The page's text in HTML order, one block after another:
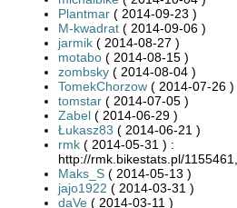
Plantmar ( 2014-09-23 )
M-kwadrat ( 2014-09-06 )
jarmik ( 2014-08-27 )
motabo ( 2014-08-15 )
zombsky ( 2014-08-04 )
TomekChorzow ( 2014-07-26 )
tomstar ( 2014-07-05 )
Zabel ( 2014-06-29 )
Łukasz83 ( 2014-06-21 )
rmk ( 2014-05-31 ) :
http://rmk.bikestats.pl/
Maks_S ( 2014-05-13 )
jajo1922 ( 2014-03-31 )
daVe ( 2014-03-11 )